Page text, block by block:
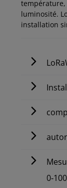
température,
luminosité.
installation